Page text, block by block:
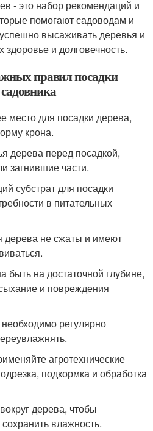
- это набор рекомендаций и
помогают садоводам и
высаживать деревья и
здоровье и долговечность.
правил посадки
место для посадки дерева,
крона.
дерева перед посадкой,
загнившие части.
субстрат для посадки
в питательных
дерева не сжаты и имеют
быть на достаточной глубине,
и повреждения
регулярно
агротехнические
подкормка и обработка
дерева, чтобы
влажность.